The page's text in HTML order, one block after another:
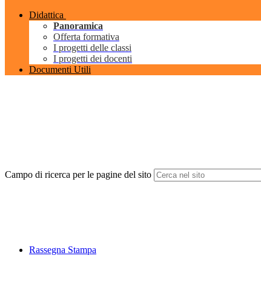
Didattica
Panoramica
Offerta formativa
I progetti delle classi
I progetti dei docenti
Documenti Utili
Campo di ricerca per le pagine del sito
Rassegna Stampa